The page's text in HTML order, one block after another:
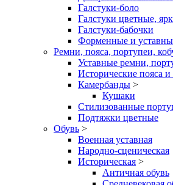
Галстуки-боло
Галстуки цветные,
Галстуки-бабочки
Форменные и
Ремни, пояса, портупеи,
Уставные ремни,
Исторические пояса
Камербанды >
Кушаки
Стилизованные
Подтяжки цветные
Обувь >
Военная уставная
Народно-сценическая
Историческая >
Античная обувь